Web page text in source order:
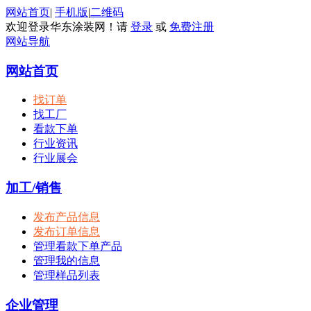
网站首页| 手机版|二维码
欢迎登录华东涂装网！请 登录 或 免费注册
网站导航
网站首页
找订单
找工厂
看款下单
行业资讯
行业展会
加工/销售
发布产品信息
发布订单信息
管理看款下单产品
管理我的信息
管理样品列表
企业管理